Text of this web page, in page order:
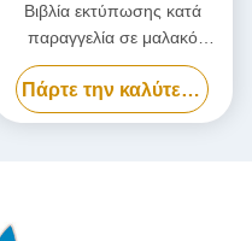
Βιβλία εκτύπωσης κατά
παραγγελία σε μαλακό
εξώφυλλο Βιβλίο γραφής για
παιδιά νηπιαγωγείου
Εκτύπωση όφσετ για εκδότες
Πάρτε την καλύτερη τιμή